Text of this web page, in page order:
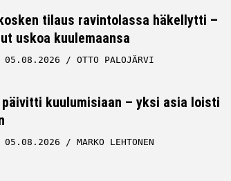
tilaus ravintolassa häkellytti –
uskoa kuulemaansa
05.08.2026 OTTO PALOJÄRVI
päivitti kuulumisiaan – yksi asia loisti
05.08.2026 MARKO LEHTONEN